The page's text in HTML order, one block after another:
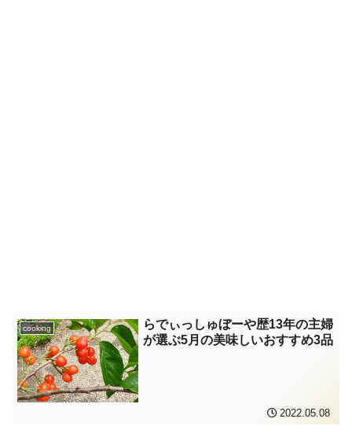
cooking
らでぃっしゅぼーや歴13年の主婦
が選ぶ5月の美味しいおすすめ3品
2022.05.08